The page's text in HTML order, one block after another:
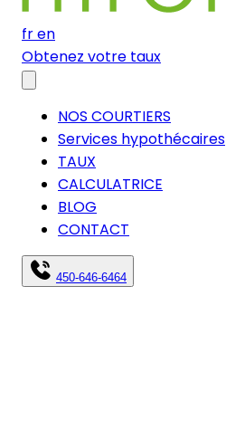
fren
Obtenez votre taux
NOS COURTIERS
Services hypothécaires
TAUX
CALCULATRICE
BLOG
CONTACT
450-646-6464